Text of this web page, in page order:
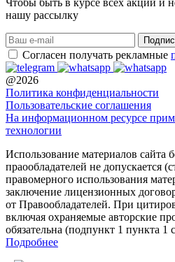
Чтобы быть в курсе всех акций и
нашу рассылку
Согласен получать рекламные
@2026
Политика конфиденциальности
Пользовательские соглашения
На информационном ресурсе
технологии
Использование материалов сайта
праообладателей не допускается
правомерного использования
заключение лицензионных
от Правообладателей. При
включая охраняемые авторские
обязательна (подпункт 1 пункта 1
Подробнее